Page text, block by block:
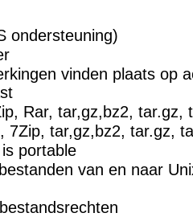
ondersteuning)
vinden plaats op
Rar, tar,gz,bz2, tar.gz,
7Zip, tar,gz,bz2, tar.gz,
portable
van en naar